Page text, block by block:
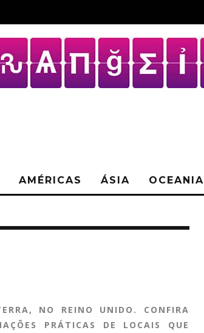
AMÉRICAS ÁSIA OCEANIA
NO REINO UNIDO. CONFIRA
PRÁTICAS DE LOCAIS QUE